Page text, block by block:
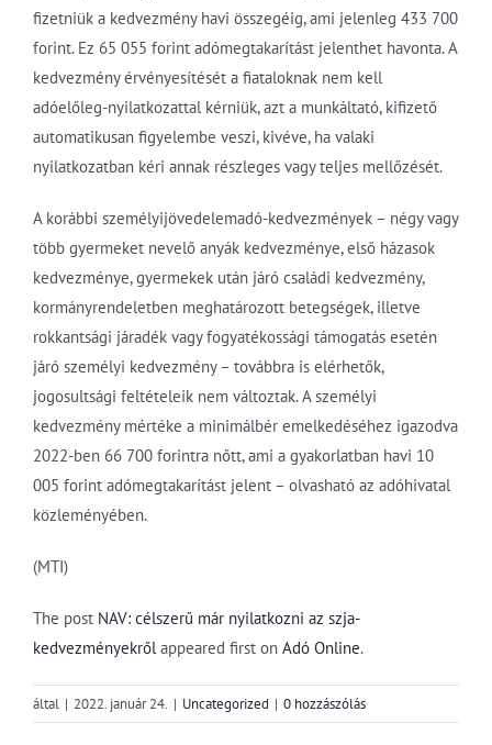
fizetniük a kedvezmény havi összegéig, ami jelenleg 433 700
forint. Ez 65 055 forint adómegtakarítást jelenthet havonta. A
kedvezmény érvényesítését a fiataloknak nem kell
adóelőleg-nyilatkozattal kérniük, azt a munkáltató, kifizető
automatikusan figyelembe veszi, kivéve, ha valaki
nyilatkozatban kéri annak részleges vagy teljes mellőzését.
A korábbi személyijövedelemadó-kedvezmények – négy vagy
több gyermeket nevelő anyák kedvezménye, első házasok
kedvezménye, gyermekek után járó családi kedvezmény,
kormányrendeletben meghatározott betegségek, illetve
rokkantsági járadék vagy fogyatékossági támogatás esetén
járó személyi kedvezmény – továbbra is elérhetők,
jogosultsági feltételeik nem változtak. A személyi
kedvezmény mértéke a minimálbér emelkedéséhez igazodva
2022-ben 66 700 forintra nőtt, ami a gyakorlatban havi 10
005 forint adómegtakarítást jelent – olvasható az adóhivatal
közleményében.
(MTI)
The post NAV: célszerű már nyilatkozni az szja-
kedvezményekrőlappeared first on Adó Online.
által | 2022. január 24. | Uncategorized | 0 hozzászólás